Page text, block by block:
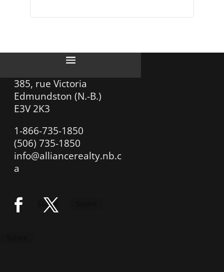
385, rue Victoria
Edmundston (N.-B.)
E3V 2K3
1-866-735-1850
(506) 735-1850
info@alliancerealty.nb.c
a
Suivre